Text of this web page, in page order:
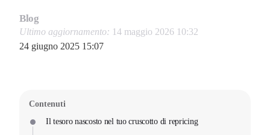
Blog
Ultimo aggiornamento: 14 maggio 2026 10:32
24 giugno 2025 15:07
Contenuti
Il tesoro nascosto nel tuo cruscotto di repricing